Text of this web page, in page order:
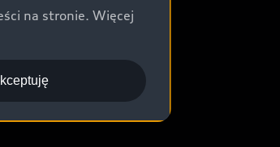
na stronie. Więcej